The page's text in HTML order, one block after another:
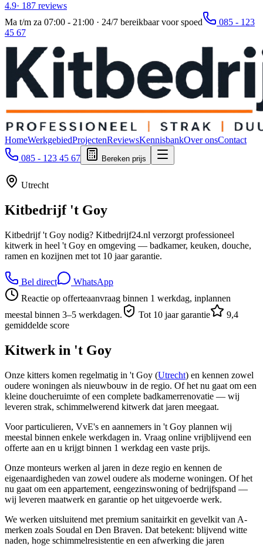
4.9· 187 reviews
Ma t/m za 07:00 - 21:00 · 24/7 bereikbaar voor spoed
085 - 123
45 67
HomeWerkgebiedProjectenReviewsKennisbankOver onsContact
085 - 123 45 67
Bereken prijs
Utrecht
Kitbedrijf 't Goy
Kitbedrijf 't Goy nodig? Kitbedrijf24.nl verzorgt professioneel
kitwerk in heel 't Goy en omgeving — badkamer, keuken, douche,
ramen en kozijnen met tot 10 jaar garantie.
Bel direct
WhatsApp
Reactie op offerteaanvraag binnen 1 werkdag, inplannen
meestal binnen 3–5 werkdagen.
Tot 10 jaar garantie
9,4
gemiddelde score
Kitwerk in 't Goy
Onze kitters komen regelmatig in 't Goy (Utrecht) en kennen zowel
oudere woningen als nieuwbouw in de regio. Of het nu gaat om een
kleine doucheruimte of een complete badkamerrenovatie — wij
leveren strak, schimmelwerend kitwerk dat jaren meegaat.
Voor particulieren, VvE's en aannemers in 't Goy plannen wij
meestal binnen enkele werkdagen in. Vraag online vrijblijvend een
offerte aan en u krijgt binnen 1 werkdag een vaste prijs.
Onze monteurs werken al jaren in deze regio en kennen de
eigenaardigheden van zowel oudere als moderne woningen. Of het
nu gaat om een appartement, eengezinswoning of bedrijfspand —
wij leveren maatwerk en garantie op het uitgevoerde werk.
We werken uitsluitend met premium sanitairkit en gevelkit van A-
merken zoals Soudal en Den Braven. Dat betekent: blijvend witte
naden, hoge schimmelresistentie en een afwerking die jaren